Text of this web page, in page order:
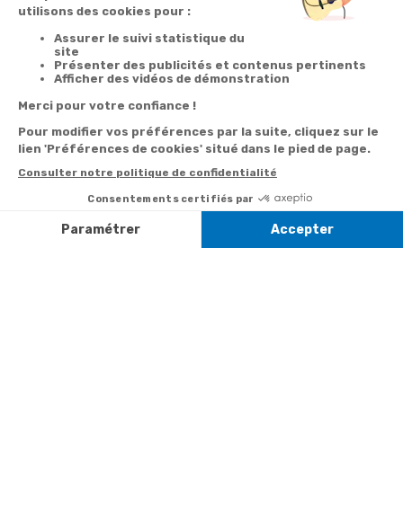
commande
Suivi de
commande
Livraison
Paiement facilité
remboursé, retour
Besoin d'aide
Abonnement à la
newsletter
Désabonnement à
Commander à
Messenger
TéléphoneService
20h
de 9h à 13h